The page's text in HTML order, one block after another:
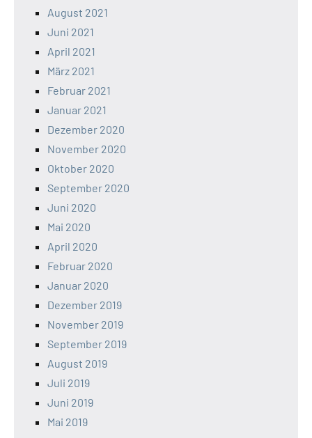
August 2021
Juni 2021
April 2021
März 2021
Februar 2021
Januar 2021
Dezember 2020
November 2020
Oktober 2020
September 2020
Juni 2020
Mai 2020
April 2020
Februar 2020
Januar 2020
Dezember 2019
November 2019
September 2019
August 2019
Juli 2019
Juni 2019
Mai 2019